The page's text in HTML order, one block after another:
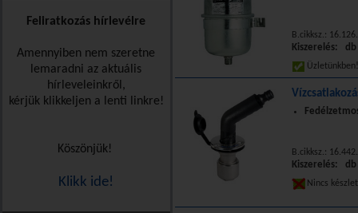
Feliratkozás hírlevélre
Amennyiben nem szeretne
lemaradni az aktuális
hírleveleinkről,
kérjük klikkeljen a lenti linkre!
Köszönjük!
Klikk ide!
B.cikksz.:
Kiszerelés: db
B.cikksz.:
Kiszerelés: db
Nincs